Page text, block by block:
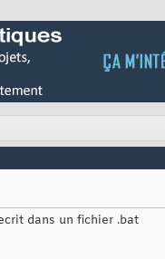
dans un fichier .bat